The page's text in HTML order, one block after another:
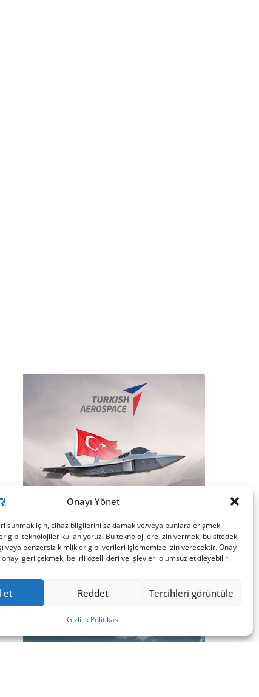
Onayı Yönet
sunmak için, cihaz bilgilerini saklamak ve/veya bunlara erişmek
gibi teknolojiler kullanıyoruz. Bu teknolojilere izin vermek, bu sitedeki
veya benzersiz kimlikler gibi verileri işlememize izin verecektir. Onay
geri çekmek, belirli özellikleri ve işlevleri olumsuz etkileyebilir.
et Reddet Tercihleri görüntüle
Gizlilik Politikası